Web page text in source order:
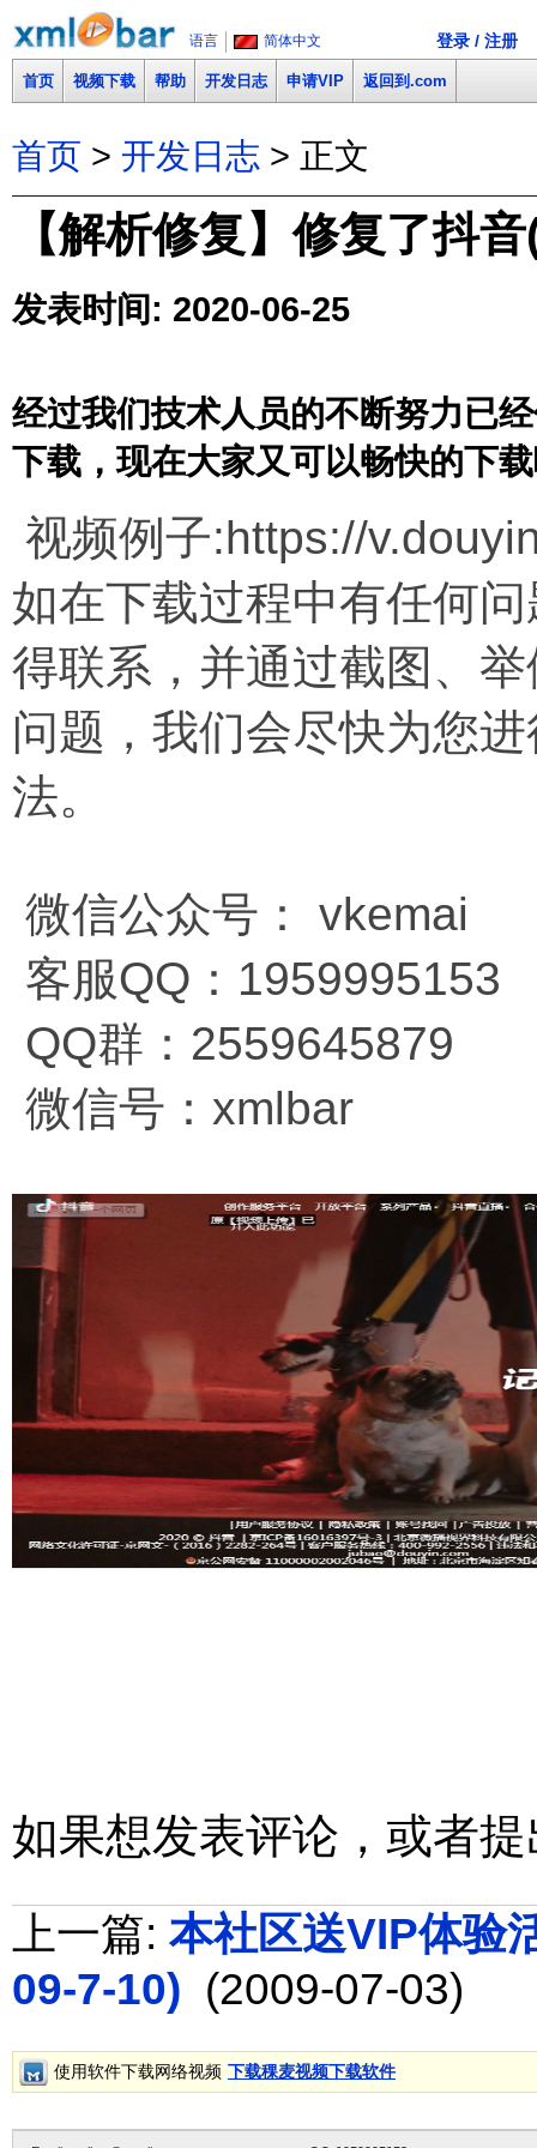
语言 简体中文 登录 / 注册
首页 视频下载 帮助 开发日志 申请VIP 返回到.com
首页 > 开发日志 > 正文
【解析修复】修复了抖
发表时间: 2020-06-25
经过我们技术人员的不断努力已
下载，现在大家又可以畅快的下
视频例子:https://
如在下载过程中有任何
得联系，并通过截图、
问题，我们会尽快为您
法。
微信公众号： vkemai
客服QQ：1959995153
QQ群：2559645879
微信号：xmlbar
如果想发表评论，或者
上一篇: 本社区送VIP体验
09-7-10) (2009-07-03)
使用软件下载网络视频 下载稞麦视频下载软件